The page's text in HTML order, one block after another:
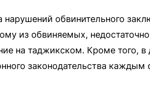
нарушений обвинительного
из обвиняемых,
на таджикском. Кроме того,
законодательства каждым